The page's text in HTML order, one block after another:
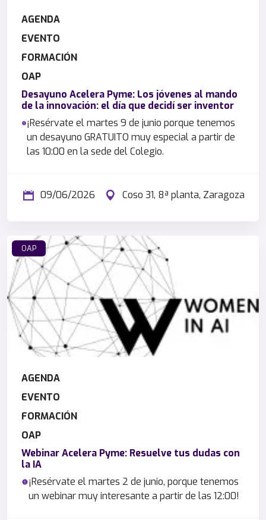
AGENDA
EVENTO
FORMACIÓN
OAP
Desayuno Acelera Pyme: Los jóvenes al mando
de la innovación: el día que decidí ser inventor
¡Resérvate el martes 9 de junio porque tenemos
un desayuno GRATUITO muy especial a partir de
las 10:00 en la sede del Colegio.
09/06/2026 Coso 31, 8ª planta, Zaragoza
OAP
AGENDA
EVENTO
FORMACIÓN
OAP
Webinar Acelera Pyme: Resuelve tus dudas con
la IA
¡Resérvate el martes 2 de junio, porque tenemos
un webinar muy interesante a partir de las 12:00!